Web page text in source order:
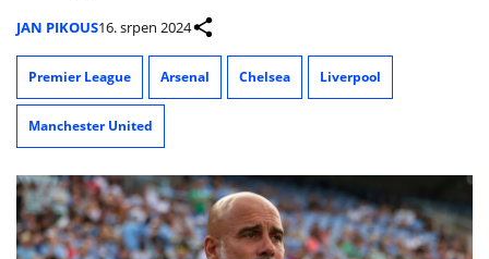
JAN PIKOUS16. srpen 2024
Premier League Arsenal Chelsea Liverpool
Manchester United